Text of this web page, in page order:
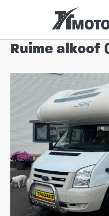
Ruime alkoof